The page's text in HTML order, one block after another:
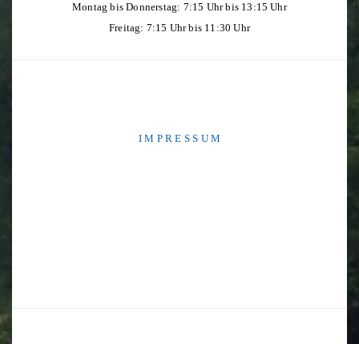
Montag bis Donnerstag: 7:15 Uhr bis 13:15 Uhr
Freitag: 7:15 Uhr bis 11:30 Uhr
I M P R E S S U M